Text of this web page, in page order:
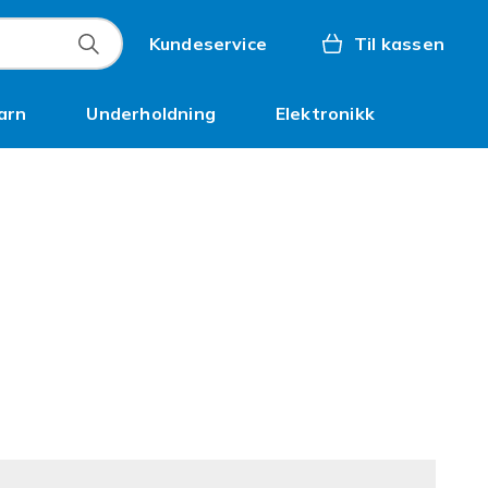
Kundeservice Til kassen
Underholdning Elektronikk